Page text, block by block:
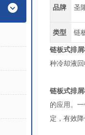
品牌 圣
类型 链
链板式排
种冷却液
链板式排
的应用。
定，有效